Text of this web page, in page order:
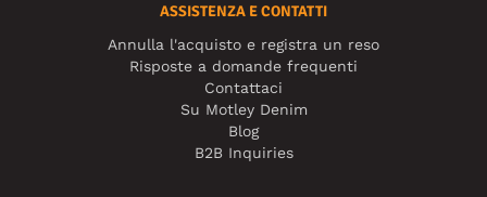
ASSISTENZA E CONTATTI
Annulla l'acquisto e registra un reso
Risposte a domande frequenti
Contattaci
Su Motley Denim
Blog
B2B Inquiries